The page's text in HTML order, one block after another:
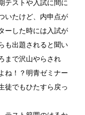
テストや入試に間に
いたけど、内申点が
ーした時には入試が
も出題されると聞い
まで沢山やらされ
ね！？明青ゼミナー
徒でもひたすら戻っ